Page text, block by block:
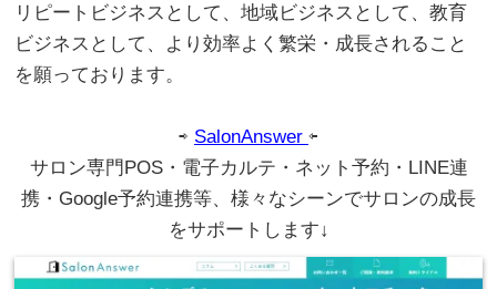
リピートビジネスとして、地域ビジネスとして、教育
ビジネスとして、より効率よく繁栄・成長されること
を願っております。
⇨ SalonAnswer ⇦
サロン専門POS・電子カルテ・ネット予約・LINE連
携・Google予約連携等、様々なシーンでサロンの成長
をサポートします↓